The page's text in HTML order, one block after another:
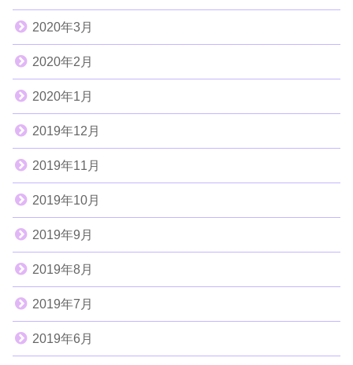
2020年3月
2020年2月
2020年1月
2019年12月
2019年11月
2019年10月
2019年9月
2019年8月
2019年7月
2019年6月